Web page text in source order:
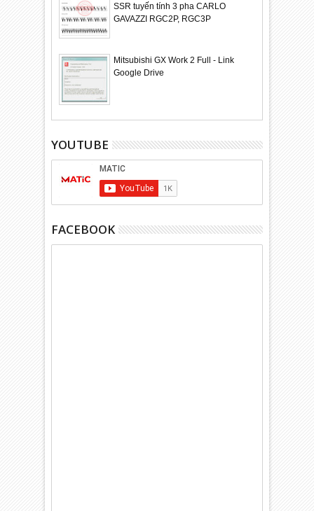
SSR tuyến tính 3 pha CARLO
GAVAZZI RGC2P, RGC3P
Mitsubishi GX Work 2 Full - Link
Google Drive
YOUTUBE
FACEBOOK